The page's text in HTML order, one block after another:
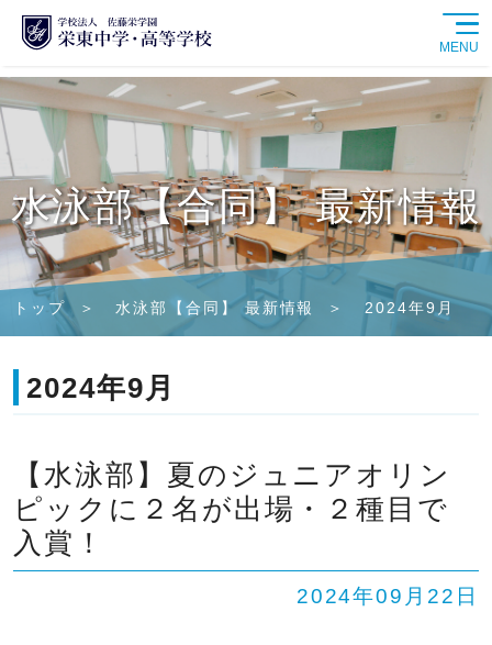
MENU
中学校問い合わせ
学校紹介
中学校
高等学校
学校生活
進路情報
水泳部【合同】 最新情報
トップ 水泳部【合同】 最新情報 2024年9月
2024年9月
【水泳部】夏のジュニアオリン
ピックに２名が出場・２種目で
入賞！
2024年09月22日